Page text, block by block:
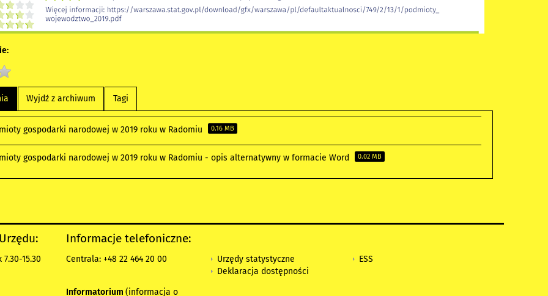
Wyjdź z archiwum Tagi
gospodarki narodowej w 2019 roku w Radomiu 0.16 MB
gospodarki narodowej w 2019 roku w Radomiu - opis alternatywny w formacie Word 0.02 MB
15.30
Informacje telefoniczne:
Centrala: +48 22 464 20 00
Informatorium (informacja o
Urzędy statystyczne
Deklaracja dostępności
ESS